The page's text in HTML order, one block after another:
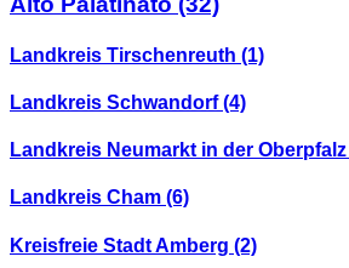
Landkreis Tirschenreuth (1)
Landkreis Schwandorf(4)
Landkreis Neumarkt in der Oberpfalz
Landkreis Cham (6)
Kreisfreie Stadt Amberg (2)